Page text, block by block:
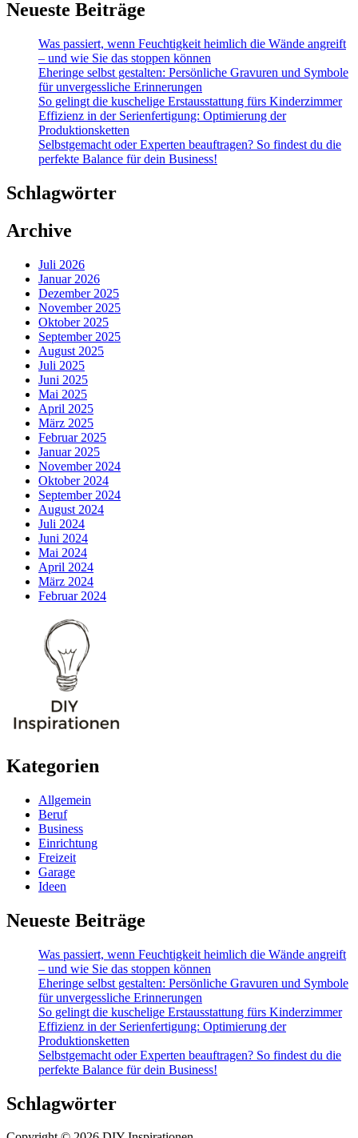
Neueste Beiträge
Was passiert, wenn Feuchtigkeit heimlich die Wände angreift
– und wie Sie das stoppen können
Eheringe selbst gestalten: Persönliche Gravuren und Symbole
für unvergessliche Erinnerungen
So gelingt die kuschelige Erstausstattung fürs Kinderzimmer
Effizienz in der Serienfertigung: Optimierung der
Produktionsketten
Selbstgemacht oder Experten beauftragen? So findest du die
perfekte Balance für dein Business!
Schlagwörter
Archive
Juli 2026
Januar 2026
Dezember 2025
November 2025
Oktober 2025
September 2025
August 2025
Juli 2025
Juni 2025
Mai 2025
April 2025
März 2025
Februar 2025
Januar 2025
November 2024
Oktober 2024
September 2024
August 2024
Juli 2024
Juni 2024
Mai 2024
April 2024
März 2024
Februar 2024
Kategorien
Allgemein
Beruf
Business
Einrichtung
Freizeit
Garage
Ideen
Neueste Beiträge
Was passiert, wenn Feuchtigkeit heimlich die Wände angreift
– und wie Sie das stoppen können
Eheringe selbst gestalten: Persönliche Gravuren und Symbole
für unvergessliche Erinnerungen
So gelingt die kuschelige Erstausstattung fürs Kinderzimmer
Effizienz in der Serienfertigung: Optimierung der
Produktionsketten
Selbstgemacht oder Experten beauftragen? So findest du die
perfekte Balance für dein Business!
Schlagwörter